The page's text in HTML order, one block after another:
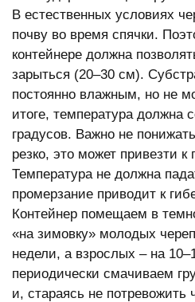
В естественных условиях
почву во время спячки.
контейнере должна
зарыться (20–30 см).
постоянно влажным, но не
итоге, температура должна
градусов. Важно не
резко, это может привезти к
Температура не должна
промерзание приводит к
Контейнер помещаем в
«на зимовку» молодых
недели, а взрослых – на
периодически смачиваем
и, стараясь не потревожить